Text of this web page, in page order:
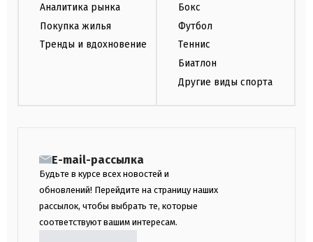
Аналитика рынка
Покупка жилья
Тренды и вдохновение
Бокс
Футбол
Теннис
Биатлон
Другие виды спорта
E-mail-рассылка
Будьте в курсе всех новостей и
обновлений! Перейдите на страницу наших
рассылок, чтобы выбрать те, которые
соответствуют вашим интересам.